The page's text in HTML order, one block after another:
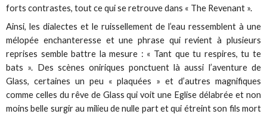
forts contrastes, tout ce qui se retrouve dans « The Revenant ».
Ainsi, les dialectes et le ruissellement de l’eau ressemblent à une
mélopée enchanteresse et une phrase qui revient à plusieurs
reprises semble battre la mesure : « Tant que tu respires, tu te
bats ». Des scènes oniriques ponctuent là aussi l’aventure de
Glass, certaines un peu « plaquées » et d’autres magnifiques
comme celles du rêve de Glass qui voit une Eglise délabrée et non
moins belle surgir au milieu de nulle part et qui étreint son fils mort